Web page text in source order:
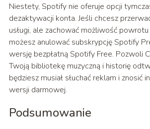
Niestety, Spotify nie oferuje opcji
dezaktywacji konta. Jeśli chcesz
usługi, ale zachować możliwość
możesz anulować subskrypcję Spotify
wersję bezpłatną Spotify Free. Pozwoli
Twoją bibliotekę muzyczną i historię
będziesz musiał słuchać reklam i znosić
wersji darmowej.
Podsumowanie